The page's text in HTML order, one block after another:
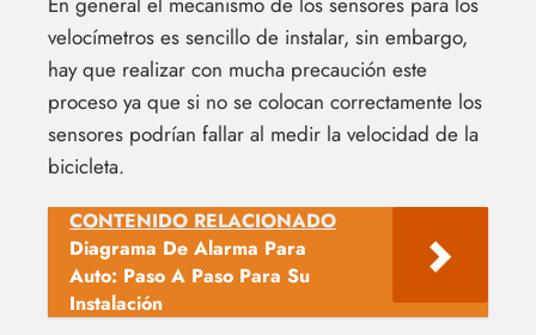
velocímetros es sencillo de instalar, sin embargo,
hay que realizar con mucha precaución este
proceso ya que si no se colocan correctamente los
sensores podrían fallar al medir la velocidad de la
bicicleta.
CONTENIDO RELACIONADO
Diagrama De Alarma Para
Auto: Paso A Paso Para Su
Instalación